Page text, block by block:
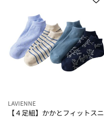
LAVIENNE
【４足組】かかとフィットスニ